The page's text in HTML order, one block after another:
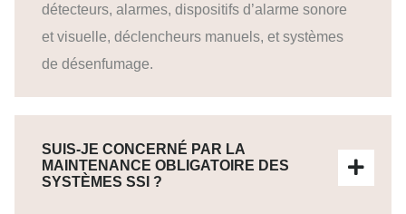
détecteurs, alarmes, dispositifs d’alarme sonore
et visuelle, déclencheurs manuels, et systèmes
de désenfumage.
SUIS-JE CONCERNÉ PAR LA
MAINTENANCE OBLIGATOIRE DES
SYSTÈMES SSI ?